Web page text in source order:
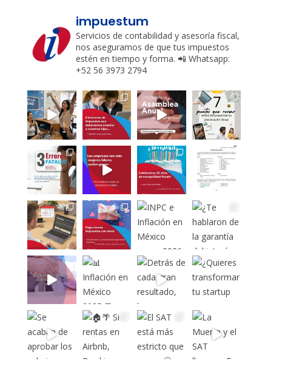
impuestum
Servicios de contabilidad y asesoría fiscal,
nos aseguramos de que tus impuestos
estén en tiempo y forma. 📲 Whatsapp:
+52 56 3973 2794